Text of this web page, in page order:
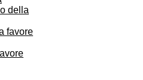
della